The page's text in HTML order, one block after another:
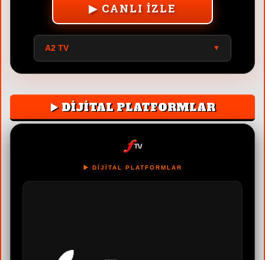
▶ CANLI İZLE
A2 TV ▼
▶️ DİJİTAL PLATFORMLAR
▶️ DİJİTAL PLATFORMLAR